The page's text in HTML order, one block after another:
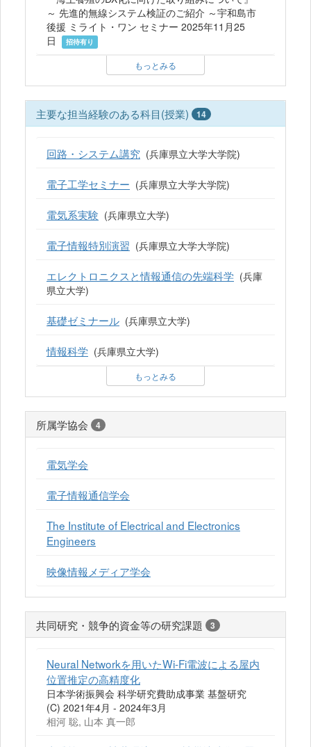
～ 先進的無線システム検証のご紹介 ～宇和島市
後援 ミライト・ワン セミナー 2025年11月25
日
招待有り
もっとみる
主要な担当経験のある科目(授業) 14
回路・システム講究 (兵庫県立大学大学院)
電子工学セミナー (兵庫県立大学大学院)
電気系実験 (兵庫県立大学)
電子情報特別演習 (兵庫県立大学大学院)
エレクトロニクスと情報通信の先端科学 (兵庫
県立大学)
基礎ゼミナール (兵庫県立大学)
情報科学 (兵庫県立大学)
もっとみる
所属学協会 4
電気学会
電子情報通信学会
The Institute of Electrical and Electronics
Engineers
映像情報メディア学会
共同研究・競争的資金等の研究課題 3
Neural Networkを用いたWi-Fi電波による屋内
位置推定の高精度化
日本学術振興会 科学研究費助成事業 基盤研究
(C) 2021年4月 - 2024年3月
相河 聡, 山本 真一郎